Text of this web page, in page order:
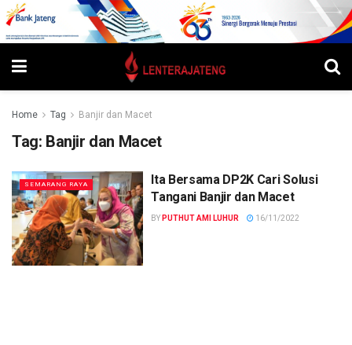
Home Tag Banjir dan Macet
Tag: Banjir dan Macet
SEMARANG RAYA
Ita Bersama DP2K Cari Solusi
Tangani Banjir dan Macet
BY PUTHUT AMI LUHUR 16/11/2022